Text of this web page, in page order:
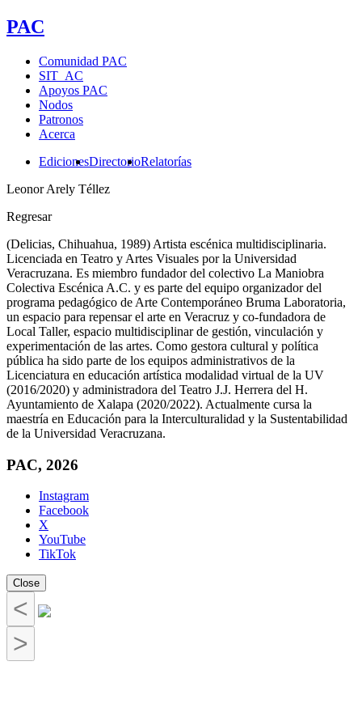
PAC
Comunidad PAC
SIT_AC
Apoyos PAC
Nodos
Patronos
Acerca
EdicionesDirectorioRelatorías
Leonor Arely Téllez
Regresar
(Delicias, Chihuahua, 1989) Artista escénica multidisciplinaria.
Licenciada en Teatro y Artes Visuales por la Universidad
Veracruzana. Es miembro fundador del colectivo La Maniobra
Colectiva Escénica A.C. y es parte del equipo organizador del
programa pedagógico de Arte Contemporáneo Bruma Laboratoria,
un espacio para repensar el arte en Veracruz y co-fundadora de
Local Taller, espacio multidisciplinar de gestión, vinculación y
experimentación de las artes. Como gestora cultural y política
pública ha sido parte de los equipos administrativos de la
Licenciatura en educación artística modalidad virtual de la UV
(2016/2020) y administradora del Teatro J.J. Herrera del H.
Ayuntamiento de Xalapa (2020/2022). Actualmente cursa la
maestría en Educación para la Interculturalidad y la Sustentabilidad
de la Universidad Veracruzana.
PAC, 2026
Instagram
Facebook
X
YouTube
TikTok
Close
<
>